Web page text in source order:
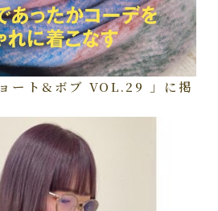
ート&ボブ VOL.29 」に掲